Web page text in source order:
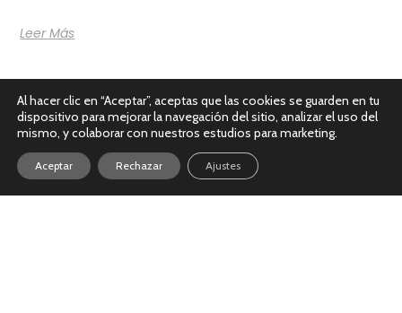
Leer Más
Al hacer clic en “Aceptar”, aceptas que las cookies se guarden en tu
dispositivo para mejorar la navegación del sitio, analizar el uso del
mismo, y colaborar con nuestros estudios para marketing.
Aceptar Rechazar Ajustes